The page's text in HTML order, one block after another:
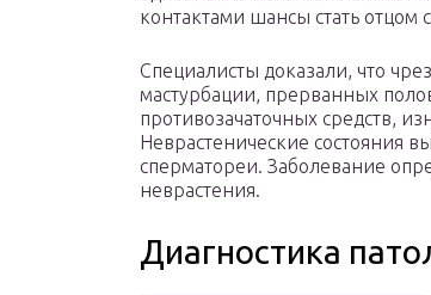
контактами шансы стать отцом
Специалисты доказали, что
мастурбации, прерванных
противозачаточных средств,
Неврастенические состояния
сперматореи. Заболевание
неврастения.
Диагностика